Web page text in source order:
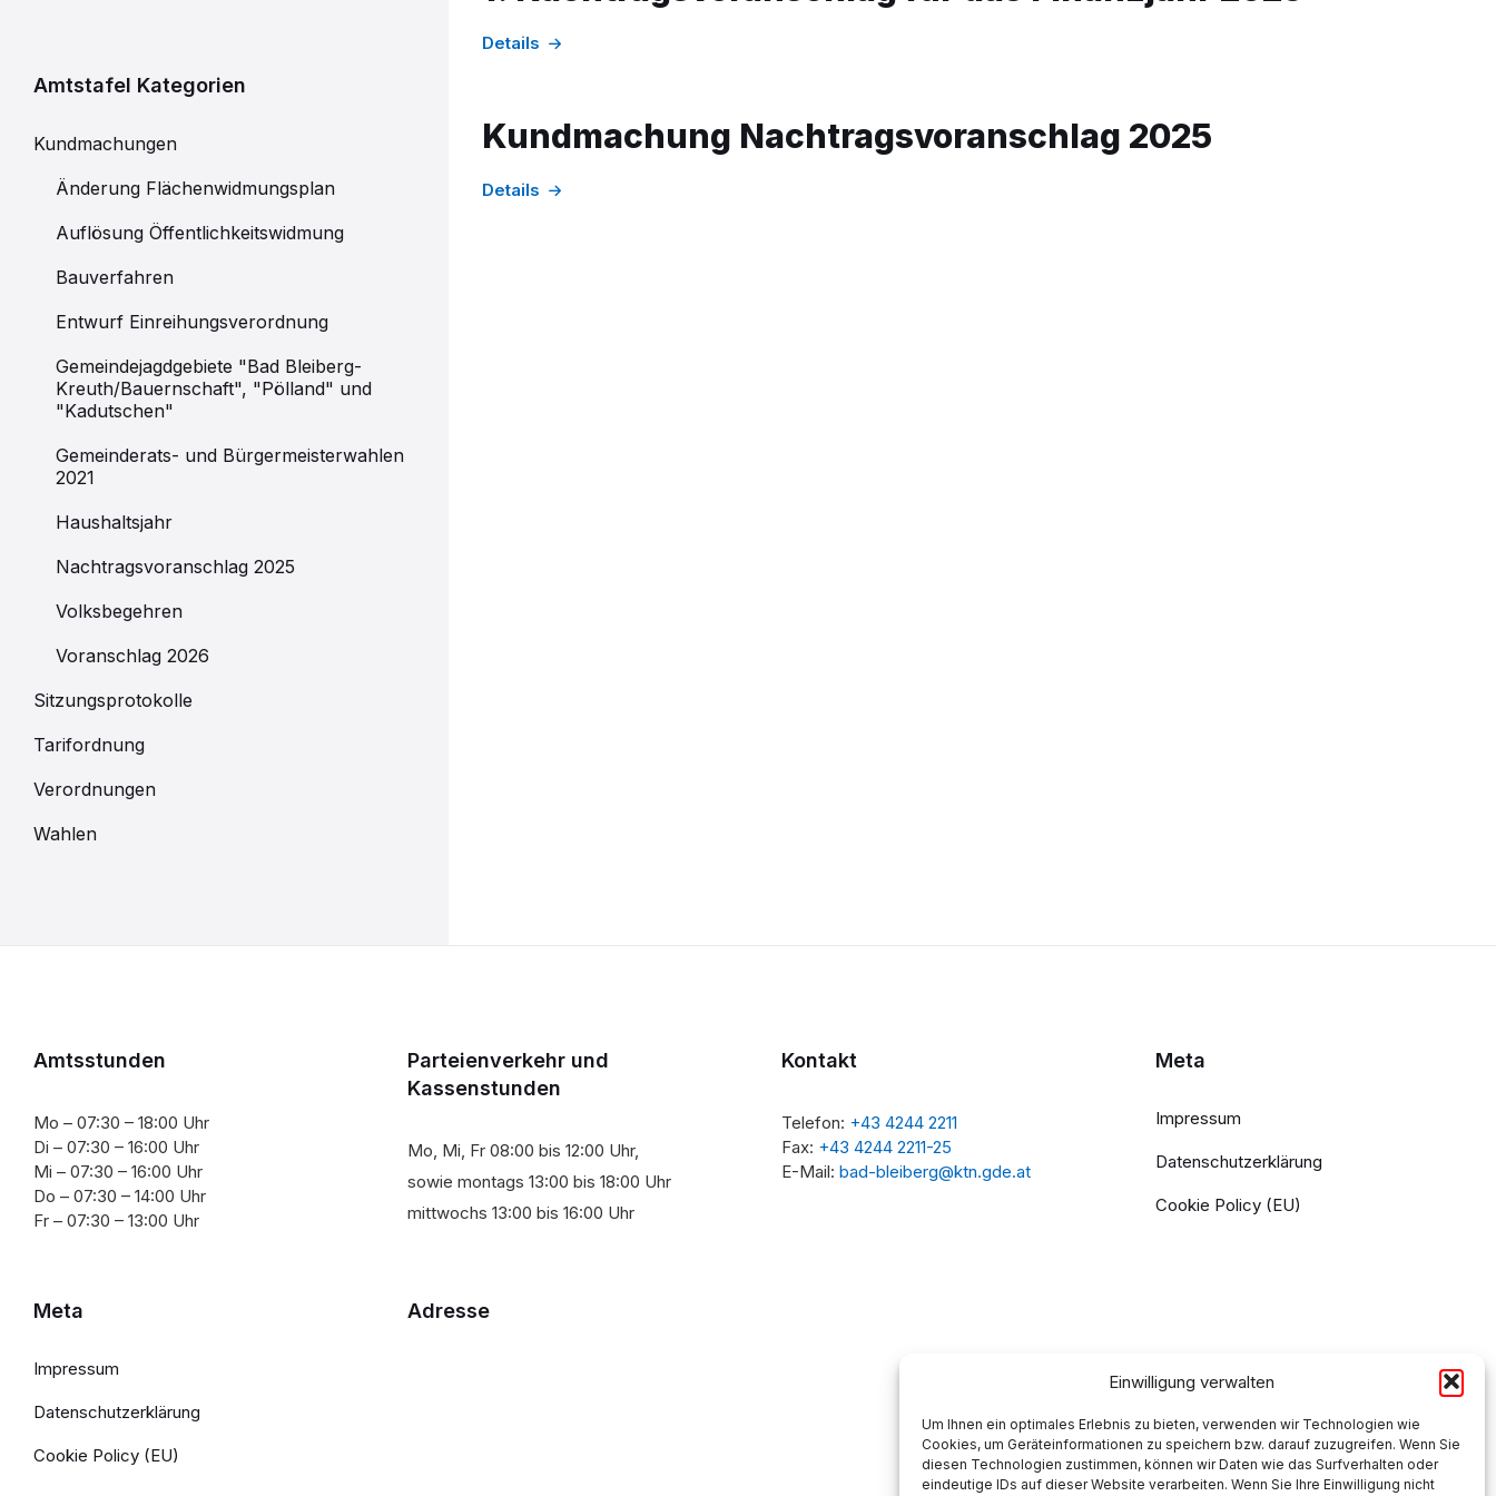
Einwilligung verwalten
Um Ihnen ein optimales Erlebnis zu bieten, verwenden wir Technologien wie
Cookies, um Geräteinformationen zu speichern bzw. darauf zuzugreifen. Wenn Sie
diesen Technologien zustimmen, können wir Daten wie das Surfverhalten oder
eindeutige IDs auf dieser Website verarbeiten. Wenn Sie Ihre Einwilligung nicht
Details
Kundmachung Nachtragsvoranschlag 2025
Details
Amtstafel Kategorien
Kundmachungen
Änderung Flächenwidmungsplan
Auflösung Öffentlichkeitswidmung
Bauverfahren
Entwurf Einreihungsverordnung
Gemeindejagdgebiete "Bad Bleiberg-
Kreuth/Bauernschaft", "Pölland" und
"Kadutschen"
Gemeinderats- und Bürgermeisterwahlen
2021
Haushaltsjahr
Nachtragsvoranschlag 2025
Volksbegehren
Voranschlag 2026
Sitzungsprotokolle
Tarifordnung
Verordnungen
Wahlen
Amtsstunden
Mo – 07:30 – 18:00 Uhr
Di – 07:30 – 16:00 Uhr
Mi – 07:30 – 16:00 Uhr
Do – 07:30 – 14:00 Uhr
Fr – 07:30 – 13:00 Uhr
Parteienverkehr und
Kassenstunden
Mo, Mi, Fr 08:00 bis 12:00 Uhr,
sowie montags 13:00 bis 18:00 Uhr
mittwochs 13:00 bis 16:00 Uhr
Kontakt
Telefon: +43 4244 2211
Fax: +43 4244 2211-25
E-Mail: bad-bleiberg@ktn.gde.at
Meta
Impressum
Datenschutzerklärung
Cookie Policy (EU)
Meta
Impressum
Datenschutzerklärung
Cookie Policy (EU)
Adresse